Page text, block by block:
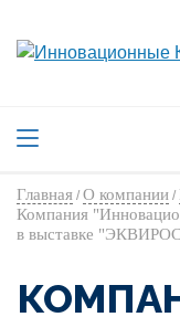
Главная / О компании /
Компания
в выставке